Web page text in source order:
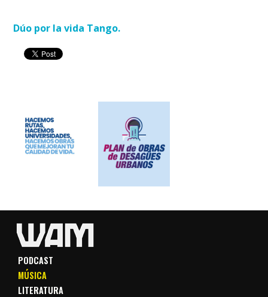
Dúo por la vida Tango.
PODCAST
MÚSICA
LITERATURA